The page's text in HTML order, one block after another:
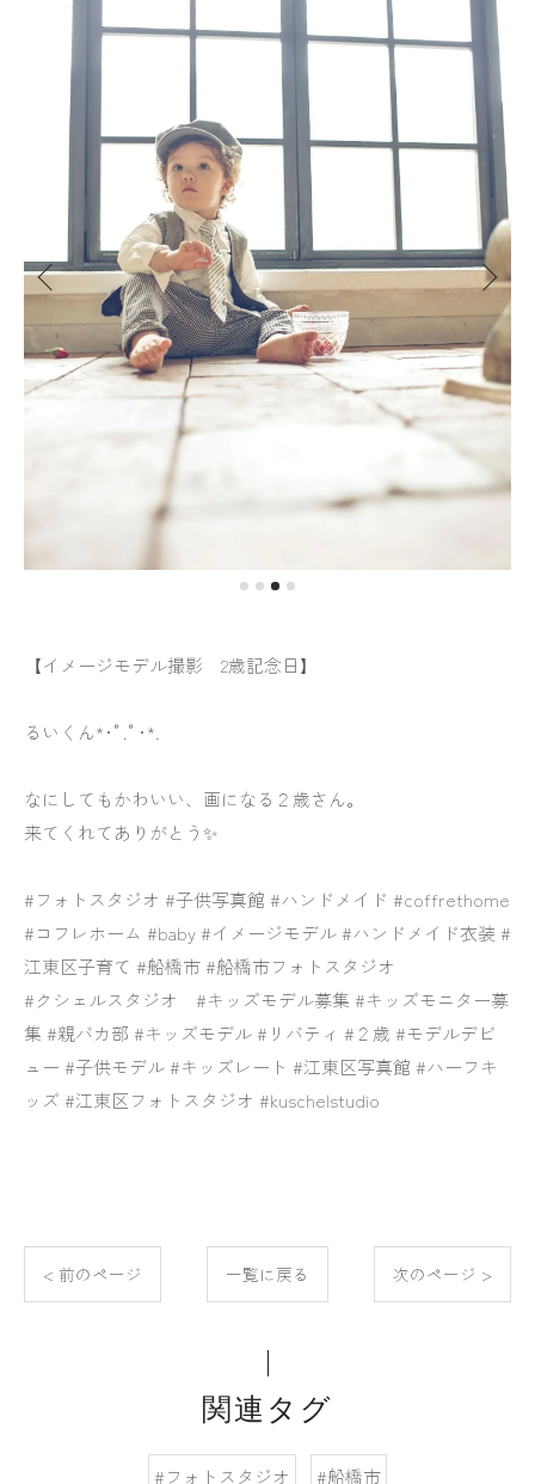
【イメージモデル撮影 2歳記念日】
るいくん*･ﾟ.ﾟ･*.
なにしてもかわいい、画になる２歳さん。
来てくれてありがとう✨
#フォトスタジオ #子供写真館 #ハンドメイド #coffrethome
#コフレホーム #baby #イメージモデル #ハンドメイド衣装 #
江東区子育て #船橋市 #船橋市フォトスタジオ
#クシェルスタジオ #キッズモデル募集 #キッズモニター募
集 #親バカ部 #キッズモデル #リバティ #２歳 #モデルデビ
ュー #子供モデル #キッズレート #江東区写真館 #ハーフキ
ッズ #江東区フォトスタジオ #kuschelstudio
< 前のページ 一覧に戻る 次のページ >
関連タグ
#フォトスタジオ #船橋市